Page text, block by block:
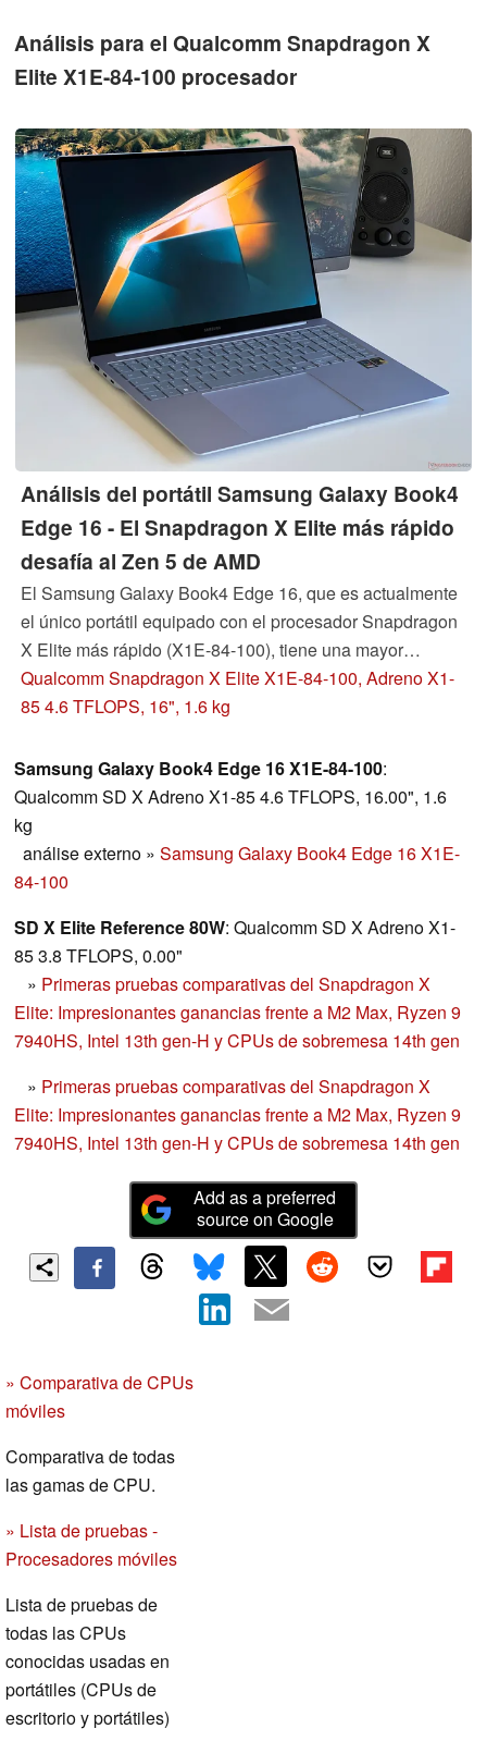
Análisis para el Qualcomm Snapdragon X
Elite X1E-84-100 procesador
Análisis del portátil Samsung Galaxy Book4
Edge 16 - El Snapdragon X Elite más rápido
desafía al Zen 5 de AMD
El Samsung Galaxy Book4 Edge 16, que es actualmente
el único portátil equipado con el procesador Snapdragon
X Elite más rápido (X1E-84-100), tiene una mayor
velocidad de reloj del núcleo de la CPU, así como una
GPU Adreno más rápida. Sin embargo, el delgado Galaxy
forma limitada.
Qualcomm Snapdragon X Elite X1E-84-100, Adreno X1-
85 4.6 TFLOPS, 16", 1.6 kg
Samsung Galaxy Book4 Edge 16 X1E-84-100:
Qualcomm SD X Adreno X1-85 4.6 TFLOPS, 16.00", 1.6
kg
análise externo » Samsung Galaxy Book4 Edge 16 X1E-
84-100
SD X Elite Reference 80W: Qualcomm SD X Adreno X1-
85 3.8 TFLOPS, 0.00"
» Primeras pruebas comparativas del Snapdragon X
Elite: Impresionantes ganancias frente a M2 Max, Ryzen 9
7940HS, Intel 13th gen-H y CPUs de sobremesa 14th gen
» Primeras pruebas comparativas del Snapdragon X
Elite: Impresionantes ganancias frente a M2 Max, Ryzen 9
7940HS, Intel 13th gen-H y CPUs de sobremesa 14th gen
Add as a preferred
source on Google
» Comparativa de CPUs
móviles
Comparativa de todas
las gamas de CPU.
» Lista de pruebas -
Procesadores móviles
Lista de pruebas de
todas las CPUs
conocidas usadas en
portátiles (CPUs de
escritorio y portátiles)